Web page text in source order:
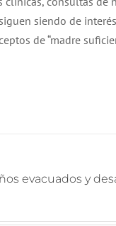
siendo de
de “madre
evacuados y